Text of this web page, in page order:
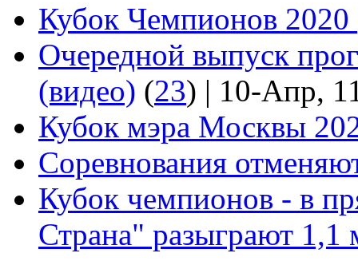
Кубок Чемпионов 2020
Очередной выпуск
(видео) (23) | 10-Апр,
Кубок мэра Москвы
Соревнования
Кубок чемпионов - в
Страна" разыграют 1,1